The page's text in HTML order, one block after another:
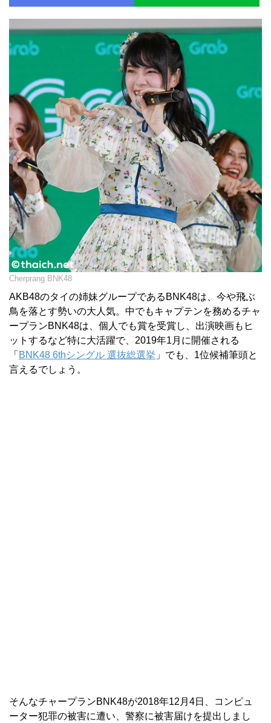
Cherprang BNK48
AKB48のタイの姉妹グループであるBNK48は、今や飛ぶ
鳥を落とす勢いの大人気。中でもキャプテンを務めるチャ
ープランBNK48は、個人でも賞を受賞し、出演映画もヒ
ットするなど特に大活躍で、2019年1月に開催される
「 BNK48 6thシングル 選抜総選挙 」でも、1位候補筆頭と
言えるでしょう。
そんなチャープランBNK48が2018年12月4日、コンピュ
ーター犯罪の被害に遭い、警察に被害届けを提出しまし